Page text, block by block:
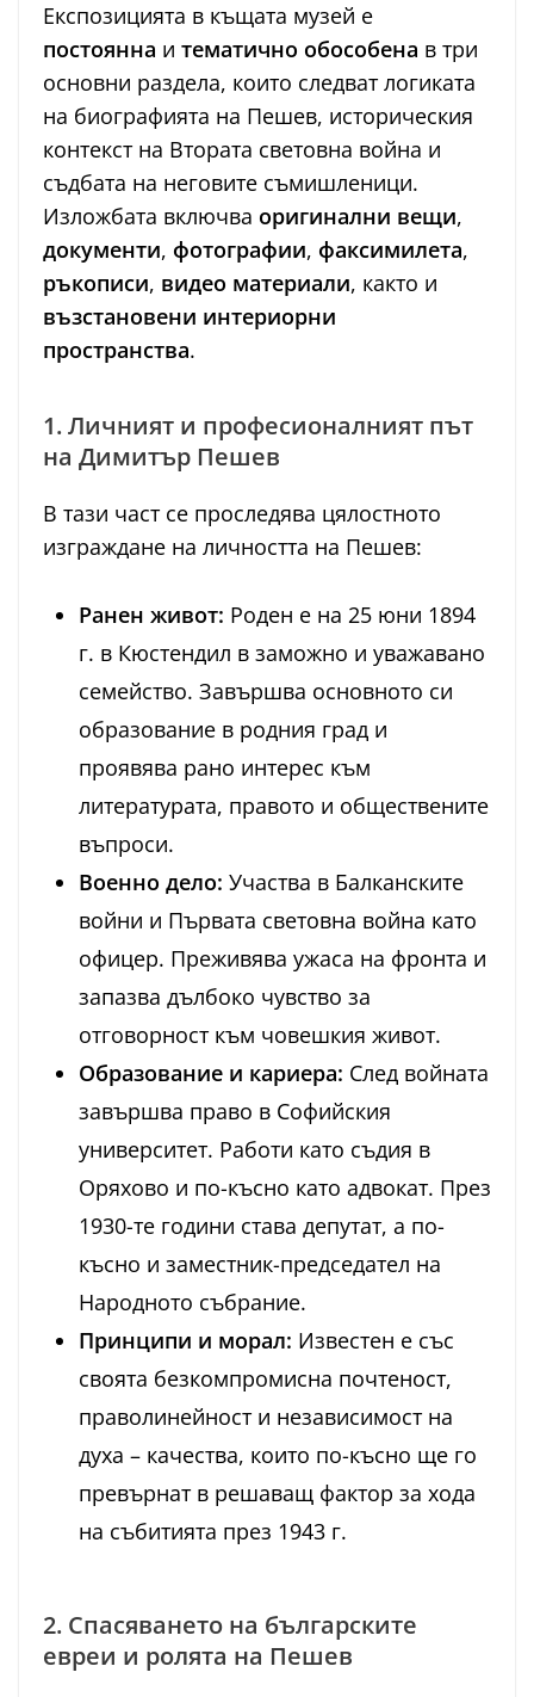
Експозицията в къщата музей е
постоянна и тематично обособена в три
основни раздела, които следват логиката
на биографията на Пешев, историческия
контекст на Втората световна война и
съдбата на неговите съмишленици.
Изложбата включва оригинални вещи,
документи, фотографии, факсимилета,
ръкописи, видео материали, както и
възстановени интериорни
пространства.
1. Личният и професионалният път
на Димитър Пешев
В тази част се проследява цялостното
изграждане на личността на Пешев:
Ранен живот: Роден е на 25 юни 1894
г. в Кюстендил в заможно и уважавано
семейство. Завършва основното си
образование в родния град и
проявява рано интерес към
литературата, правото и обществените
въпроси.
Военно дело: Участва в Балканските
войни и Първата световна война като
офицер. Преживява ужаса на фронта и
запазва дълбоко чувство за
отговорност към човешкия живот.
Образование и кариера: След войната
завършва право в Софийския
университет. Работи като съдия в
Оряхово и по-късно като адвокат. През
1930-те години става депутат, а по-
късно и заместник-председател на
Народното събрание.
Принципи и морал: Известен е със
своята безкомпромисна почтеност,
праволинейност и независимост на
духа – качества, които по-късно ще го
превърнат в решаващ фактор за хода
на събитията през 1943 г.
2. Спасяването на българските
евреи и ролята на Пешев